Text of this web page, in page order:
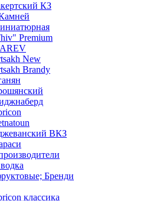
КЗ
Premium
New
Brandy
ВКЗ
Бренди
классика